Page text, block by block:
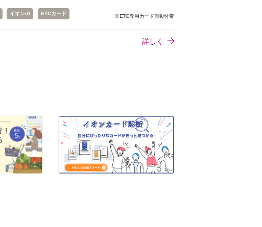
イオンiD ETCカード ※ETC専用カード自動付帯
詳しく